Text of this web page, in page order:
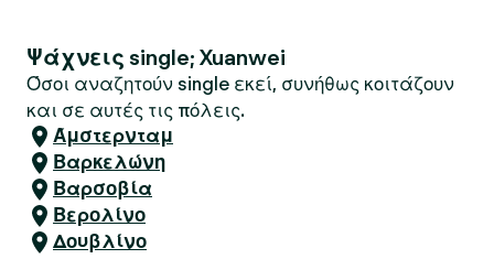
Ψάχνεις single; Xuanwei
Όσοι αναζητούν single εκεί, συνήθως κοιτάζουν
και σε αυτές τις πόλεις.
Άμστερνταμ
Βαρκελώνη
Βαρσοβία
Βερολίνο
Δουβλίνο